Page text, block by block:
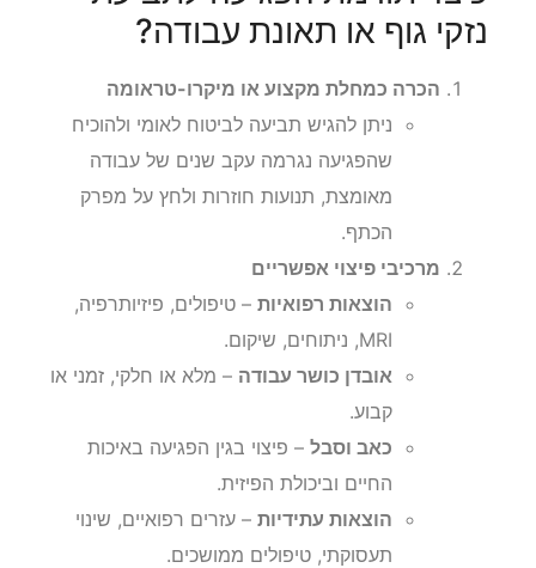
נזקי גוף או תאונת עבודה?
הכרה כמחלת מקצוע או מיקרו-טראומה
ניתן להגיש תביעה לביטוח לאומי ולהוכיח
שהפגיעה נגרמה עקב שנים של עבודה
מאומצת, תנועות חוזרות ולחץ על מפרק
הכתף.
מרכיבי פיצוי אפשריים
הוצאות רפואיות – טיפולים, פיזיותרפיה,
MRI, ניתוחים, שיקום.
אובדן כושר עבודה – מלא או חלקי, זמני או
קבוע.
כאב וסבל – פיצוי בגין הפגיעה באיכות
החיים וביכולת הפיזית.
הוצאות עתידיות – עזרים רפואיים, שינוי
תעסוקתי, טיפולים ממושכים.